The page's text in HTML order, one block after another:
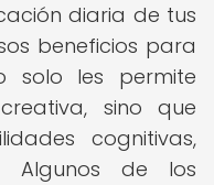
diaria de tus
beneficios para
solo les permite
sino que
cognitivas,
Algunos de los